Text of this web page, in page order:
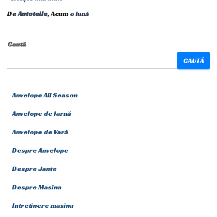
DeAutoteile, Acum o lună
Caută
CAUTĂ
Anvelope All Season
Anvelope de Iarnă
Anvelope de Vară
Despre Anvelope
Despre Jante
Despre Masina
Intretinere masina